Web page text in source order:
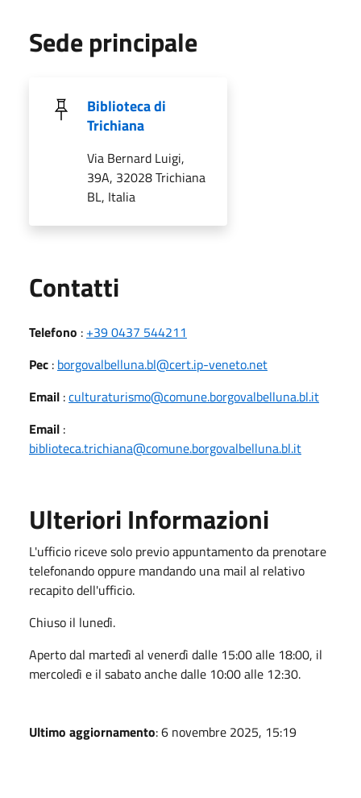
Sede principale
Biblioteca di
Trichiana
Via Bernard Luigi,
39A, 32028 Trichiana
BL, Italia
Contatti
Telefono : +39 0437 544211
Pec : borgovalbelluna.bl@cert.ip-veneto.net
Email :culturaturismo@comune.borgovalbelluna.bl.it
Email :
biblioteca.trichiana@comune.borgovalbelluna.bl.it
Ulteriori Informazioni
L'ufficio riceve solo previo appuntamento da prenotare
telefonando oppure mandando una mail al relativo
recapito dell'ufficio.
Chiuso il lunedì.
Aperto dal martedì al venerdì dalle 15:00 alle 18:00, il
mercoledì e il sabato anche dalle 10:00 alle 12:30.
Ultimo aggiornamento: 6 novembre 2025, 15:19